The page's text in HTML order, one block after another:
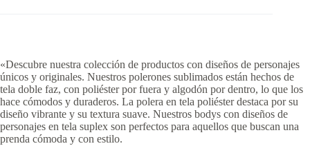
«Descubre nuestra colección de productos con diseños de personajes
únicos y originales. Nuestros polerones sublimados están hechos de
tela doble faz, con poliéster por fuera y algodón por dentro, lo que los
hace cómodos y duraderos. La polera en tela poliéster destaca por su
diseño vibrante y su textura suave. Nuestros bodys con diseños de
personajes en tela suplex son perfectos para aquellos que buscan una
prenda cómoda y con estilo.